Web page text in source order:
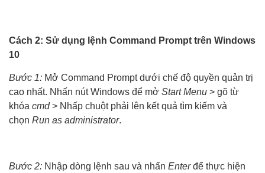
Cách 2: Sử dụng lệnh Command Prompt trên Windows
10
Bước 1: Mở Command Prompt dưới chế độ quyền quản trị
cao nhất. Nhấn nút Windows để mở Start Menu > gõ từ
khóa cmd> Nhấp chuột phải lên kết quả tìm kiếm và
chọn Run as administrator.
Bước 2: Nhập dòng lệnh sau và nhấn Enterđể thực hiện